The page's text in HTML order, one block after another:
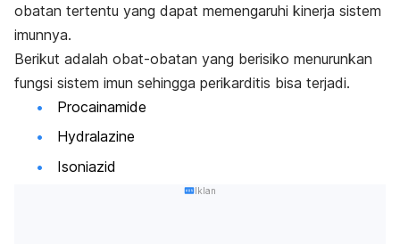
obatan tertentu yang dapat memengaruhi kinerja sistem
imunnya.
Berikut adalah obat-obatan yang berisiko menurunkan
fungsi sistem imun sehingga perikarditis bisa terjadi.
Procainamide
Hydralazine
Isoniazid
Iklan